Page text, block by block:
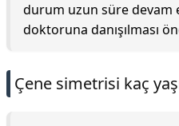
durum uzun süre devam
doktoruna danışılması
Çene simetrisi kaç